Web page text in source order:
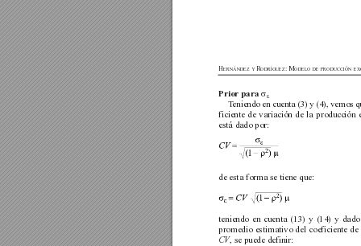
Prior para σε
Teniendo en cuenta (3) y (4), vemos
ficiente de variación de la producción
está dado por:
de esta forma se tiene que:
teniendo en cuenta (13) y (14) y
promedio estimativo del coeficiente
CV, se puede definir:
HERNÁNDEZ Y RODRÍGUEZ: MODELO DE PRODUCCIÓN